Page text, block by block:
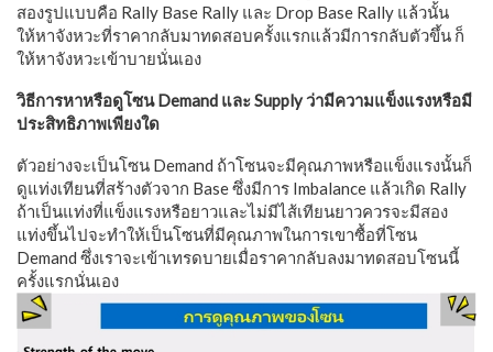
สองรูปแบบคือ Rally Base Rally และ Drop Base Rally แล้วนั้น
ให้หาจังหวะที่ราคากลับมาทดสอบครั้งแรกแล้วมีการกลับตัวขึ้น ก็
ให้หาจังหวะเข้าบายนั่นเอง
วิธีการหาหรือดูโซน Demand และ Supply ว่ามีความแข็งแรงหรือมี
ประสิทธิภาพเพียงใด
ตัวอย่างจะเป็นโซน Demand ถ้าโซนจะมีคุณภาพหรือแข็งแรงนั้นก็
ดูแท่งเทียนที่สร้างตัวจาก Base ซึ่งมีการ Imbalance แล้วเกิด Rally
ถ้าเป็นแท่งที่แข็งแรงหรือยาวและไม่มีไส้เทียนยาวควรจะมีสอง
แท่งขึ้นไปจะทำให้เป็นโซนที่มีคุณภาพในการเขาซื้อที่โซน
Demand ซึ่งเราจะเข้าเทรดบายเมื่อราคากลับลงมาทดสอบโซนนี้
ครั้งแรกนั่นเอง